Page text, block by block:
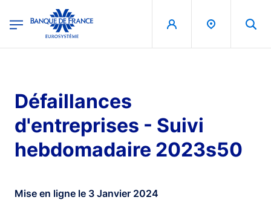
Banque de France - Menu Principal
Défaillances
d'entreprises - Suivi
hebdomadaire 2023s50
Mise en ligne le 3 Janvier 2024